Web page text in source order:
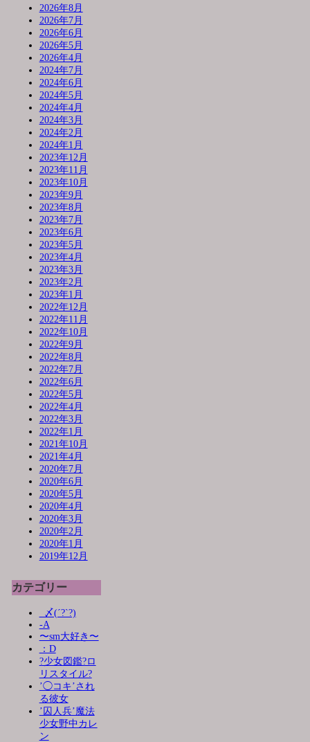
2026年8月
2026年7月
2026年6月
2026年5月
2026年4月
2024年7月
2024年6月
2024年5月
2024年4月
2024年3月
2024年2月
2024年1月
2023年12月
2023年11月
2023年10月
2023年9月
2023年8月
2023年7月
2023年6月
2023年5月
2023年4月
2023年3月
2023年2月
2023年1月
2022年12月
2022年11月
2022年10月
2022年9月
2022年8月
2022年7月
2022年6月
2022年5月
2022年4月
2022年3月
2022年1月
2021年10月
2021年4月
2020年7月
2020年6月
2020年5月
2020年4月
2020年3月
2020年2月
2020年1月
2019年12月
カテゴリー
_〆(´?`?)
-A
〜sm大好き〜
：D
?少女図鑑?ロ
リスタイル?
’◯コキ’され
る彼女
’囚人兵’魔法
少女野中カレ
ン